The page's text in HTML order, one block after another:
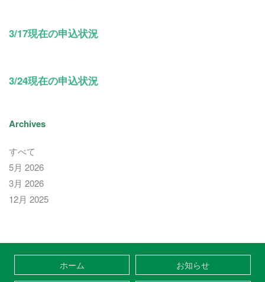
3/17現在の申込状況
3/24現在の申込状況
Archives
すべて
5月 2026
3月 2026
12月 2025
ホーム お知らせ